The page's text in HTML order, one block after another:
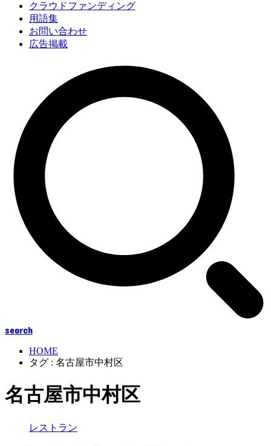
クラウドファンディング
用語集
お問い合わせ
広告掲載
search
HOME
タグ : 名古屋市中村区
名古屋市中村区
レストラン